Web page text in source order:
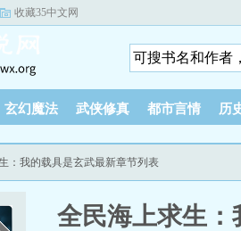
收藏35中文网
玄幻魔法 武侠修真 都市言情 历
：我的载具是玄武最新章节列表
全民海上求生